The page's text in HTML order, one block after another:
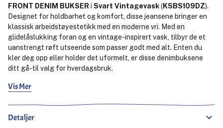
FRONT DENIM BUKSER i Svart Vintagevask(KSBS109DZ).
Designet for holdbarhet og komfort, disse jeansene bringer en
klassisk arbeidstøyestetikk med en moderne vri. Med en
glidelåslukking foran og en vintage-inspirert vask, tilbyr de et
uanstrengt røft utseende som passer godt med alt. Enten du
kler deg opp eller holder det uformelt, er disse denimbuksene
ditt gå-til valg for hverdagsbruk.
Vis Mer
Detaljer